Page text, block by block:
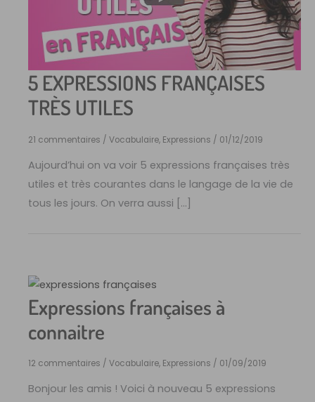
5 EXPRESSIONS FRANÇAISES
TRÈS UTILES
21 commentaires /Vocabulaire, Expressions / 01/12/2019
Aujourd’hui on va voir 5 expressions françaises très
utiles et très courantes dans le langage de la vie de
tous les jours. On verra aussi […]
Expressions françaises à
connaitre
12 commentaires /Vocabulaire, Expressions / 01/09/2019
Bonjour les amis ! Voici à nouveau 5 expressions